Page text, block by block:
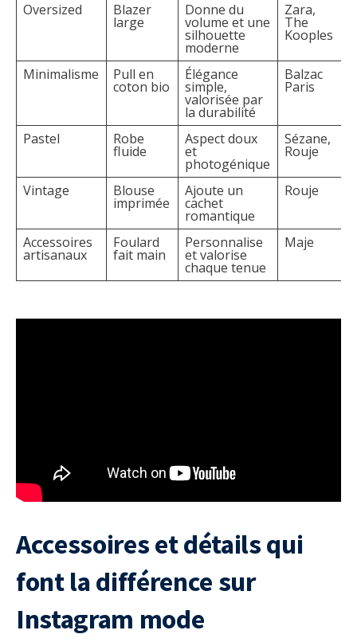
Oversized Blazer
large
Donne du
volume et une
silhouette
moderne
Zara,
The
Kooples
Minimalisme Pull en
coton bio
Élégance
simple,
valorisée par
la durabilité
Balzac
Paris
Pastel Robe
fluide
Aspect doux
et
photogénique
Sézane,
Rouje
Vintage Blouse
imprimée
Ajoute un
cachet
romantique
Rouje
Accessoires
artisanaux
Foulard
fait main
Personnalise
et valorise
chaque tenue
Maje
Accessoires et détails qui
font la différence sur
Instagram mode